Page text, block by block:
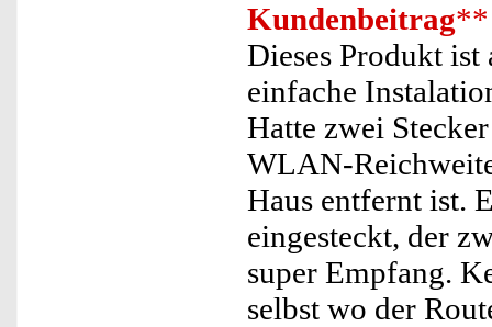
Kundenbeitrag**
Dieses Produkt ist
einfache
Hatte zwei
WLAN-
Haus entfernt ist.
eingesteckt, der
super Empfang.
selbst wo der